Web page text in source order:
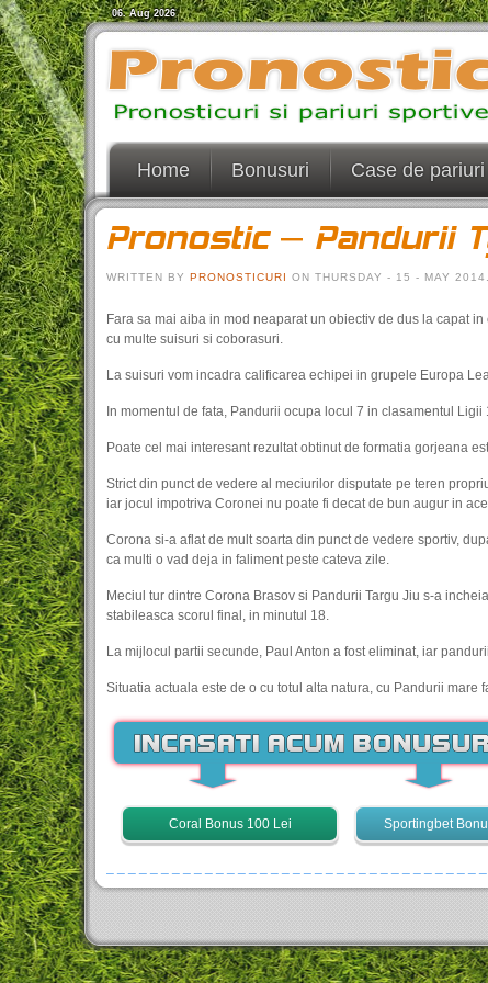
06. Aug 2026
Home Bonusuri Case de pariuri
Pronostic – Pandurii
WRITTEN BY PRONOSTICURI ON THURSDAY - 15 - MAY
Fara sa mai aiba in mod neaparat un obiectiv de dus la capat
cu multe suisuri si coborasuri.
La suisuri vom incadra calificarea echipei in grupele Europa
In momentul de fata, Pandurii ocupa locul 7 in clasamentul
Poate cel mai interesant rezultat obtinut de formatia gorjeana
Strict din punct de vedere al meciurilor disputate pe teren
iar jocul impotriva Coronei nu poate fi decat de bun augur in
Corona si-a aflat de mult soarta din punct de vedere sportiv,
ca multi o vad deja in faliment peste cateva zile.
Meciul tur dintre Corona Brasov si Pandurii Targu Jiu s-a
stabileasca scorul final, in minutul 18.
La mijlocul partii secunde, Paul Anton a fost eliminat, iar
Situatia actuala este de o cu totul alta natura, cu Pandurii
Coral Bonus 100 Lei Sportingbet